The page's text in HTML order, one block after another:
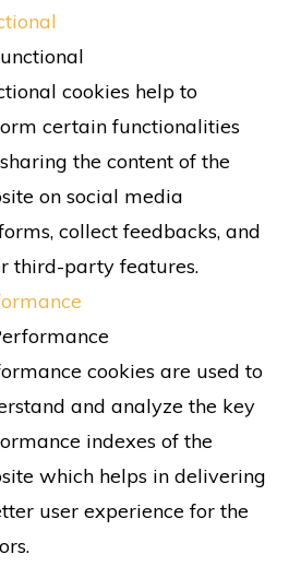
cookies help to
certain functionalities
the content of the
on social media
collect feedbacks, and
third-party features.
cookies are used to
and analyze the key
indexes of the
which helps in delivering
user experience for the